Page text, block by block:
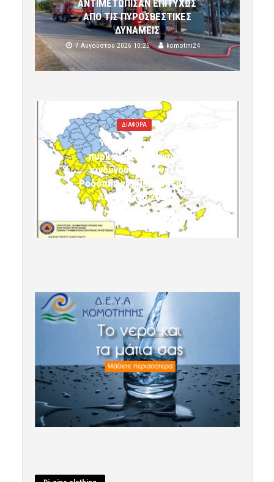
ΑΝΤΙΜΕΤΩΠΙΣΑΝ ΕΠΙΤΥΧΩΣ
ΑΠΟ ΤΙΣ ΠΥΡΟΣΒΕΣΤΙΚΕΣ
ΔΥΝΑΜΕΙΣ
7 Αυγούστου 2026 10:25 komotini24
ΔΙΑΦΟΡΑ
Υψηλός κίνδυνος
πυρκαγιάς (κατηγορία
κινδύνου 3) στην Π.Ε.
Ροδόπης για Παρασκευή 7
Αυγούστου 2026»
7 Αυγούστου 2026 10:24 komotini24